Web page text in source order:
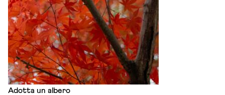
Adotta un albero